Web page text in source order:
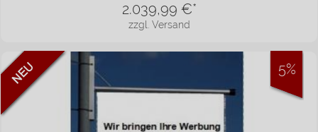
zzgl. Versand
2.039,99 €*
5%